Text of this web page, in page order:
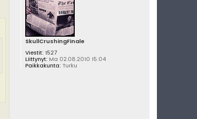
SkullCrushingFinale
Viestit: 1527
Liittynyt: Ma 02.08.2010 15:04
Paikkakunta: Turku